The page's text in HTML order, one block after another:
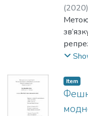
(2020)
Ольга
Метою
Item